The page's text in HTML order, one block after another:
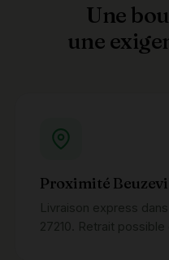
Une
une
Proximité
Livraison express
27210. Retrait